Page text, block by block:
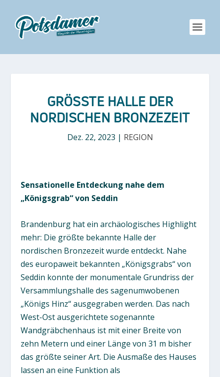
GRÖSSTE HALLE DER N
ORDISCHEN BRONZEZEIT
Dez. 22, 2023 | REGION
Sensationelle Entdeckung nahe dem
„Königsgrab“ von Seddin
Brandenburg hat ein archäologisches Highlight
mehr: Die größte bekannte Halle der
nordischen Bronzezeit wurde entdeckt. Nahe
des europaweit bekannten „Königsgrabs“ von
Seddin konnte der monumentale Grundriss der
Versammlungshalle des sagenumwobenen
„Königs Hinz“ ausgegraben werden. Das nach
West-Ost ausgerichtete sogenannte
Wandgräbchenhaus ist mit einer Breite von
zehn Metern und einer Länge von 31 m bisher
das größte seiner Art. Die Ausmaße des Hauses
lassen an eine Funktion als